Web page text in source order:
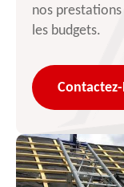
nos
les budgets.